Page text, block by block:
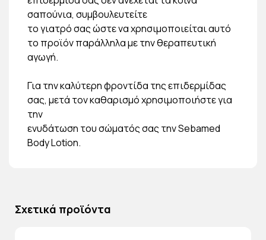
σαπούνια, συμβουλευτείτε
το γιατρό σας ώστε να χρησιμοποιείται αυτό
το προϊόν παράλληλα με την θεραπευτική
αγωγή.
Για την καλύτερη φροντίδα της επιδερμίδας
σας, μετά τον καθαρισμό χρησιμοποιήστε για
την
ενυδάτωση του σώματός σας την Sebamed
Body Lotion.
Σχετικά προϊόντα